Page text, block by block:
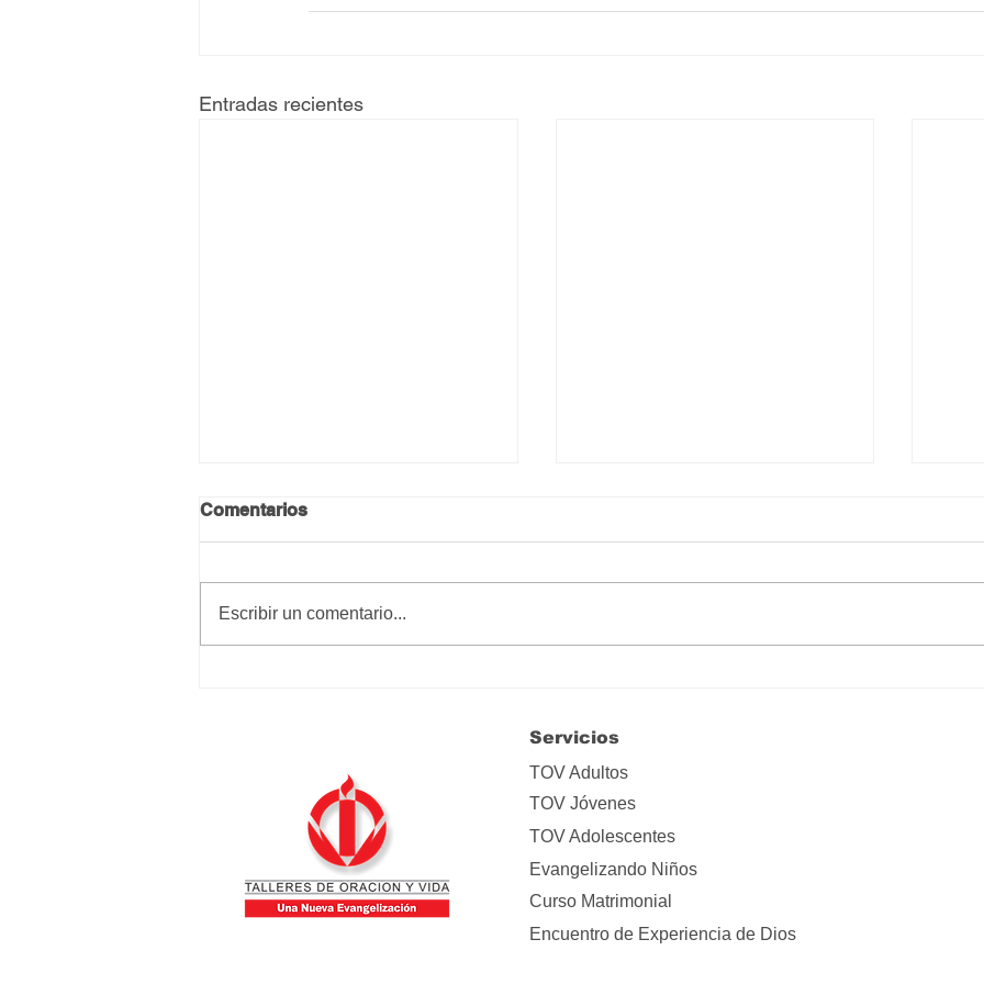
Entradas recientes
Comentarios
Escribir un comentario...
Servicios
TOV Adultos
TOV Jóvenes
TOV Adolescentes
Evangelizando Niños
Curso Matrimonial
Encuentro de Experiencia de Dios